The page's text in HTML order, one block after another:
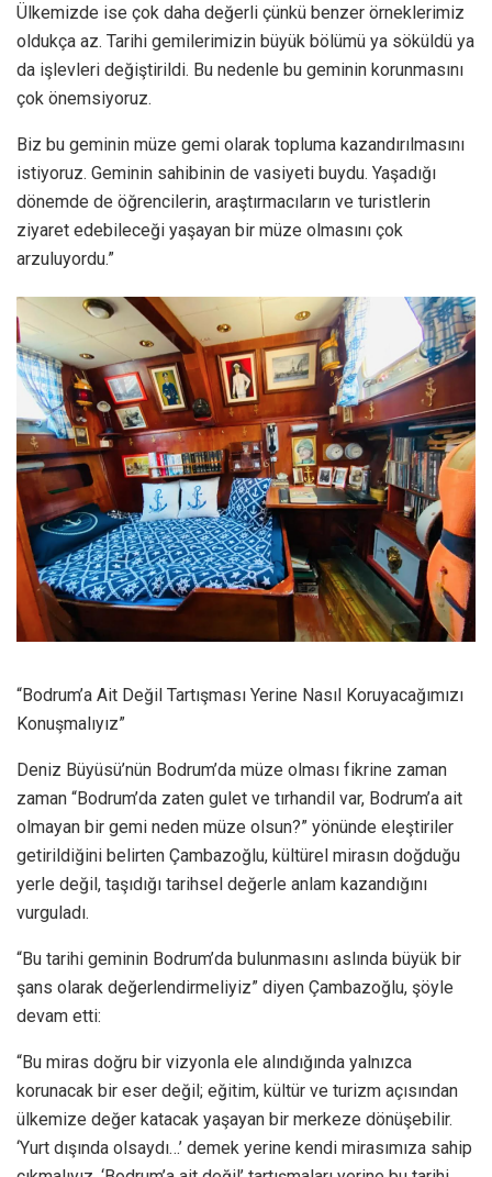
Ülkemizde ise çok daha değerli çünkü benzer örneklerimiz
oldukça az. Tarihi gemilerimizin büyük bölümü ya söküldü ya
da işlevleri değiştirildi. Bu nedenle bu geminin korunmasını
çok önemsiyoruz.
Biz bu geminin müze gemi olarak topluma kazandırılmasını
istiyoruz. Geminin sahibinin de vasiyeti buydu. Yaşadığı
dönemde de öğrencilerin, araştırmacıların ve turistlerin
ziyaret edebileceği yaşayan bir müze olmasını çok
arzuluyordu.”
“Bodrum’a Ait Değil Tartışması Yerine Nasıl Koruyacağımızı
Konuşmalıyız”
Deniz Büyüsü’nün Bodrum’da müze olması fikrine zaman
zaman “Bodrum’da zaten gulet ve tırhandil var, Bodrum’a ait
olmayan bir gemi neden müze olsun?” yönünde eleştiriler
getirildiğini belirten Çambazoğlu, kültürel mirasın doğduğu
yerle değil, taşıdığı tarihsel değerle anlam kazandığını
vurguladı.
“Bu tarihi geminin Bodrum’da bulunmasını aslında büyük bir
şans olarak değerlendirmeliyiz” diyen Çambazoğlu, şöyle
devam etti:
“Bu miras doğru bir vizyonla ele alındığında yalnızca
korunacak bir eser değil; eğitim, kültür ve turizm açısından
ülkemize değer katacak yaşayan bir merkeze dönüşebilir.
‘Yurt dışında olsaydı…’ demek yerine kendi mirasımıza sahip